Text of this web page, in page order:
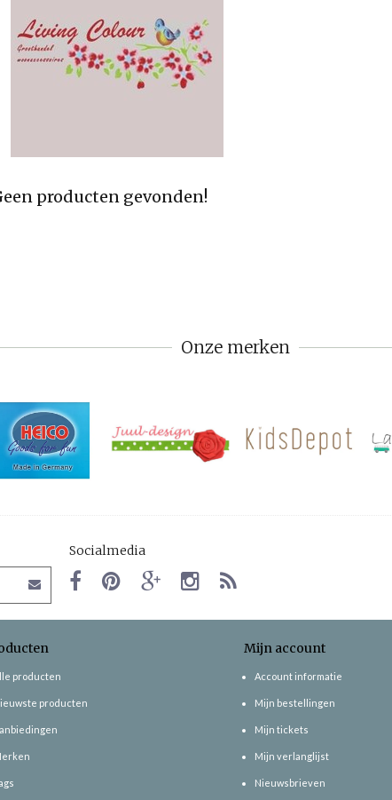
producten gevonden!
Onze merken
Socialmedia
producten
producten
Mijn account
Account informatie
Mijn bestellingen
Mijn tickets
Mijn verlanglijst
Nieuwsbrieven